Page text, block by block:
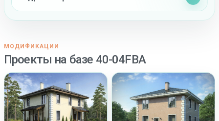
МОДИФИКАЦИИ
Проекты на базе 40-04FBA